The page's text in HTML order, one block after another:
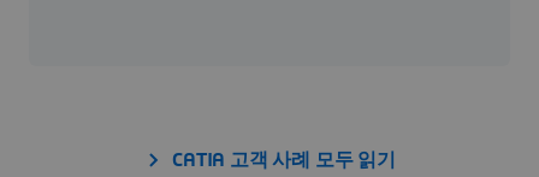
CATIA 고객 사례 모두 읽기